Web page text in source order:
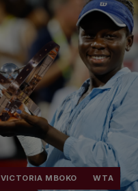
VICTORIA MBOKO WTA